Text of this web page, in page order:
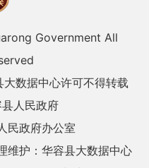
Government All
数据中心许可不得转载
人民政府
民政府办公室
维护：华容县大数据中心